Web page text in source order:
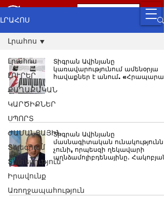
ԼՐԱՀՈՍ
Լրահոս
ԼՈՒՐԵՐ
ՔԱՂԱՔԱԿԱՆ
ԿԱՐԾԻՔՆԵՐ
ՍՊՈՐՏ
ԺԱՄԱՆՑԱՅԻՆ
Տելեգրամ
Տնտեսություն
Իրավունք
Առողջապահություն
Լրահոս
Տիգրան Ավինյանը
կառավարությունում ամենօրյա
հավաքներ է անում.
Տիգրան Ավինյանը
մասնագիտական
չունի, որպեսզի ղեկավարի
պղնձամոլիբդենայինը․ Հակոբյան